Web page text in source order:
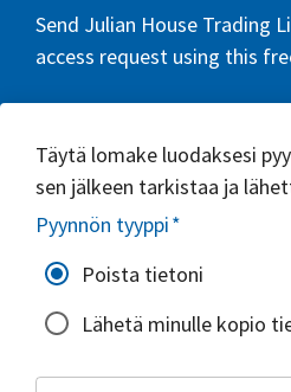
Send Julian House Trading
access request using this
Täytä lomake luodaksesi
sen jälkeen tarkistaa ja
Pyynnön tyyppi*
Poista tietoni
Lähetä minulle kopio